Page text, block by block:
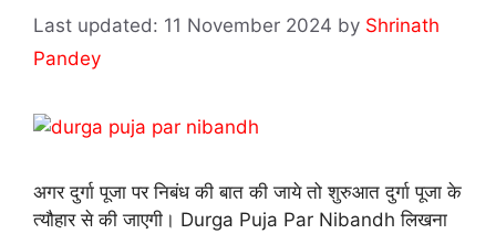
11 November 2024 by Shrinath
Pandey
अगर दुर्गा पूजा पर निबंध की बात की जाये तो शुरुआत दुर्गा पूजा के
त्यौहार से की जाएगी। Durga Puja Par Nibandh लिखना